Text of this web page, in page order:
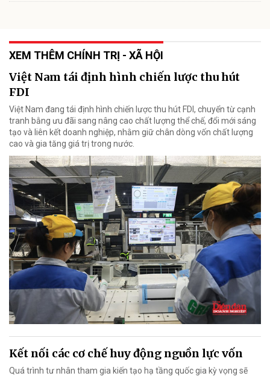
XEM THÊM CHÍNH TRỊ - XÃ HỘI
Việt Nam tái định hình chiến lược thu hút
FDI
Việt Nam đang tái định hình chiến lược thu hút FDI, chuyển từ cạnh
tranh bằng ưu đãi sang nâng cao chất lượng thể chế, đổi mới sáng
tạo và liên kết doanh nghiệp, nhằm giữ chân dòng vốn chất lượng
cao và gia tăng giá trị trong nước.
Kết nối các cơ chế huy động nguồn lực vốn
Quá trình tư nhân tham gia kiến tạo hạ tầng quốc gia kỳ vọng sẽ